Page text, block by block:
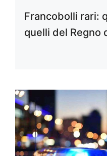
Francobolli rari:
quelli del Regno